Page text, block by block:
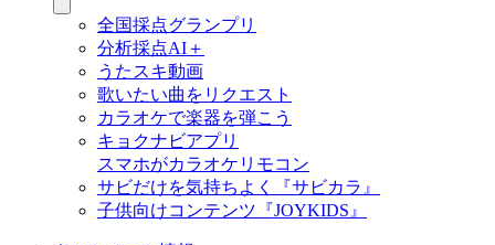
全国採点グランプリ
分析採点AI＋
うたスキ動画
歌いたい曲をリクエスト
カラオケで楽器を弾こう
キョクナビアプリ
スマホがカラオケリモコン
サビだけを気持ちよく『サビカラ』
子供向けコンテンツ『JOYKIDS』